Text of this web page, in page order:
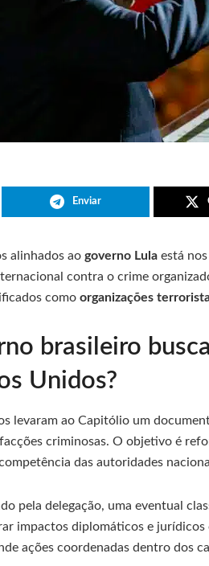
Enviar
alinhados ao governo Lula está nos
contra o crime
como organizações
brasileiro
Unidos?
levaram ao Capitólio um
criminosas. O objetivo é
das autoridades
pela delegação, uma eventual
impactos diplomáticos e
ações coordenadas dentro dos